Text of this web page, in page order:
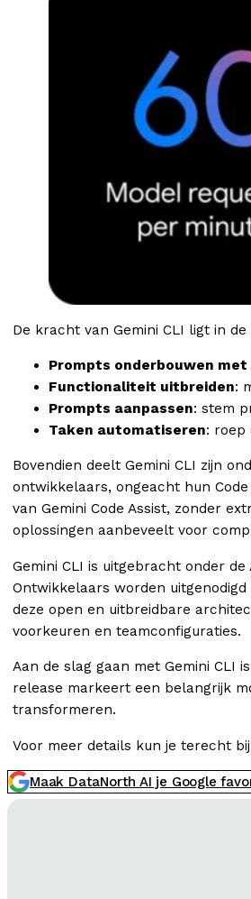
De kracht van Gemini CLI ligt in
Prompts onderbouwen met
Functionaliteit uitbreiden:
Prompts aanpassen: stem
Taken automatiseren: roep
Bovendien deelt Gemini CLI zijn
ontwikkelaars, ongeacht hun
van Gemini Code Assist, zonder
oplossingen aanbeveelt voor
Gemini CLI is uitgebracht onder
Ontwikkelaars worden
deze open en uitbreidbare
voorkeuren en teamconfiguraties.
Aan de slag gaan met Gemini CLI
release markeert een belangrijk
transformeren.
Voor meer details kun je terecht
Maak DataNorth AI je Google